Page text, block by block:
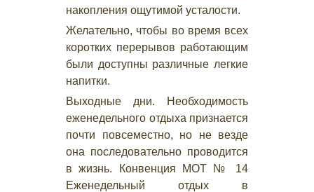
накопления ощутимой усталости.
Желательно, чтобы во время всех
коротких перерывов работающим
были доступны различные легкие
напитки.
Выходные дни. Необходимость
еженедельного отдыха признается
почти повсеместно, но не везде
она последовательно проводится
в жизнь. Конвенция МОТ № 14
Еженедельный отдых в